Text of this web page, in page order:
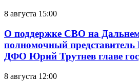
8 августа 15:00
О поддержке СВО на Дальнем
полномочный
ДФО Юрий Трутнев главе
8 августа 12:00